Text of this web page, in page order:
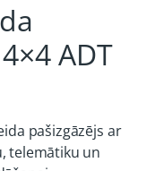
ADT
pašizgāzējs ar
telemātiku un